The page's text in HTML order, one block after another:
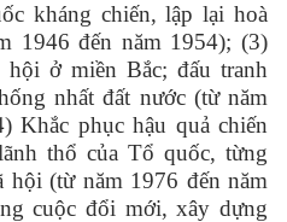
kháng chiến, lập lại hoà
1946 đến năm 1954); (3)
ở miền Bắc; đấu tranh
nhất đất nước (từ năm
Khắc phục hậu quả chiến
thổ của Tổ quốc, từng
(từ năm 1976 đến năm
cuộc đổi mới, xây dựng